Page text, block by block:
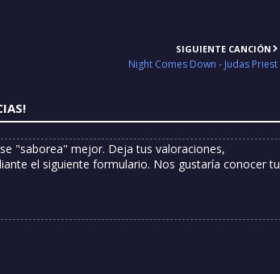
SIGUIENTE CANCIÓN
Night Comes Down - Judas Priest
"saborea" mejor. Deja tus valoraciones,
el siguiente formulario. Nos gustaría conocer tu